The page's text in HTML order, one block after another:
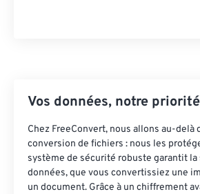
Vos données, notre priorité
Chez FreeConvert, nous allons au-delà
conversion de fichiers : nous les
système de sécurité robuste garantit la
données, que vous convertissiez une
un document. Grâce à un chiffrement